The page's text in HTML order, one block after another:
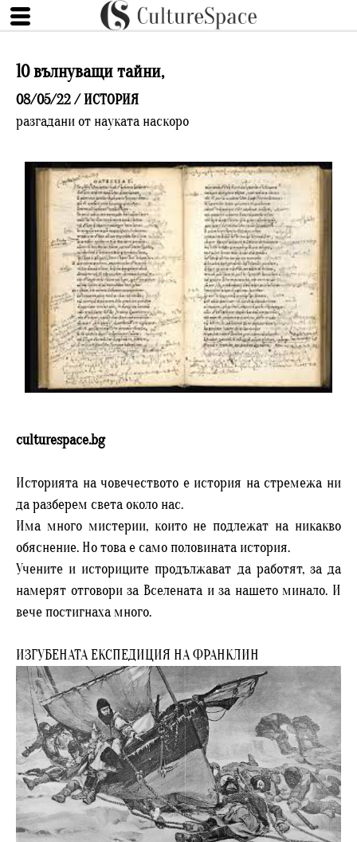
10 вълнуващи тайни,
08/05/22 /ИСТОРИЯ
разгадани от науката наскоро
culturespace.bg
Историята на човечеството е история на стремежа ни
да разберем света около нас.
Има много мистерии, които не подлежат на никакво
обяснение. Но това е само половината история.
Учените и историците продължават да работят, за да
намерят отговори за Вселената и за нашето минало. И
вече постигнаха много.
ИЗГУБЕНАТА ЕКСПЕДИЦИЯ НА ФРАНКЛИН